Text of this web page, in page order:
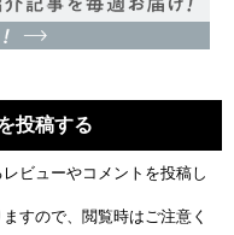
投稿する
ビューやコメントを投稿し
すので、閲覧時はご注意く